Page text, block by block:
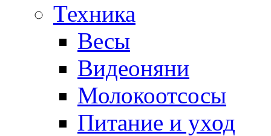
Техника
Весы
Видеоняни
Молокоотсосы
Питание и уход